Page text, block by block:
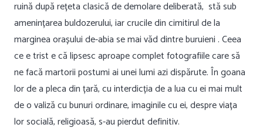
ruină după rețeta clasică de demolare deliberată, stă sub
amenințarea buldozerului, iar crucile din cimitirul de la
marginea orașului de-abia se mai văd dintre buruieni . Ceea
ce e trist e că lipsesc aproape complet fotografiile care să
ne facă martorii postumi ai unei lumi azi dispărute. În goana
lor de a pleca din țară, cu interdicția de a lua cu ei mai mult
de o valiză cu bunuri ordinare, imaginile cu ei, despre viața
lor socială, religioasă, s-au pierdut definitiv.